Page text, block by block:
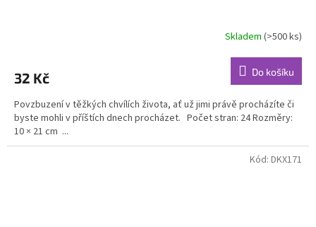
je
z
5
hvězdiček.
Skladem(>500 ks)
32 Kč Do košíku
Povzbuzení v těžkých chvílích života, ať už jimi právě procházíte či
byste mohli v příštích dnech procházet. Počet stran: 24 Rozměry:
10 × 21 cm ...
Kód: DKX171